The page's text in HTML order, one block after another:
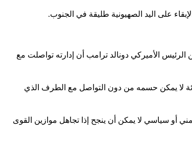
على اليد الصهيونية طليقة في الجنوب.
الأميركي دونالد ترامب أن إدارته تواصلت مع
لا يمكن حسمه من دون التواصل مع الطرف الذي
أو سياسي لا يمكن أن ينجح إذا تجاهل موازين القوى